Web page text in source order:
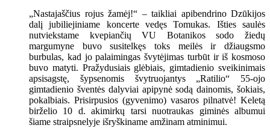
„Nastajaščius rojus žamėj!“ – taikliai apibendrino Dzūkijos
dalį jubiliejiniame koncerte vedęs Tomukas. Išties saulės
nutviekstame kvepiančių VU Botanikos sodo žiedų
margumyne buvo susitelkęs toks meilės ir džiaugsmo
burbulas, kad jo palaimingas švytėjimas turbūt ir iš kosmoso
buvo matyti. Pražydusiais glėbiais, gimtadienio sveikinimais
apsisagstę, šypsenomis švytruojantys „Ratilio“ 55-ojo
gimtadienio šventės dalyviai apipynė sodą dainomis, šokiais,
pokalbiais. Prisirpusios (gyvenimo) vasaros pilnatvė! Keletą
birželio 10 d. akimirkų tarsi nuotraukas giminės albumui
šiame straipsnelyje išryškiname amžinam atminimui.